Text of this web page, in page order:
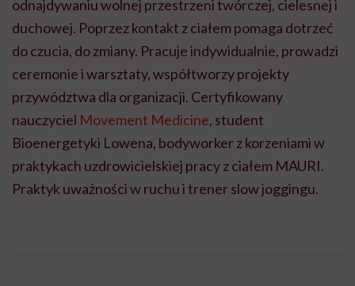
odnajdywaniu wolnej przestrzeni twórczej, cielesnej i
duchowej. Poprzez kontakt z ciałem pomaga dotrzeć
do czucia, do zmiany. Pracuje indywidualnie, prowadzi
ceremonie i warsztaty, współtworzy projekty
przywództwa dla organizacji. Certyfikowany
nauczyciel Movement Medicine, student
Bioenergetyki Lowena, bodyworker z korzeniami w
praktykach uzdrowicielskiej pracy z ciałem MAURI.
Praktyk uważności w ruchu i trener slow joggingu.